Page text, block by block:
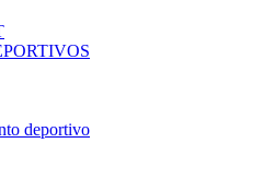
deportivo